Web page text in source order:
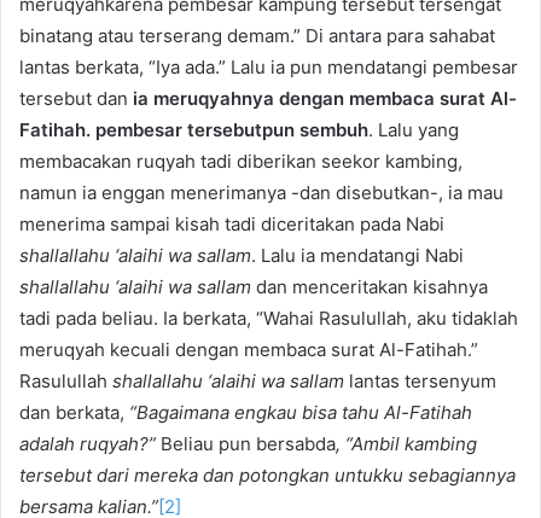
binatang atau terserang demam.” Di antara para sahabat
lantas berkata, “Iya ada.” Lalu ia pun mendatangi pembesar
tersebut dan ia meruqyahnya dengan membaca surat Al-
Fatihah. pembesar tersebutpun sembuh. Lalu yang
membacakan ruqyah tadi diberikan seekor kambing,
namun ia enggan menerimanya -dan disebutkan-, ia mau
menerima sampai kisah tadi diceritakan pada Nabi
shallallahu ‘alaihi wa sallam. Lalu ia mendatangi Nabi
shallallahu ‘alaihi wa sallam dan menceritakan kisahnya
tadi pada beliau. Ia berkata, “Wahai Rasulullah, aku tidaklah
meruqyah kecuali dengan membaca surat Al-Fatihah.”
Rasulullah shallallahu ‘alaihi wa sallam lantas tersenyum
dan berkata, “Bagaimana engkau bisa tahu Al-Fatihah
adalah ruqyah?” Beliau pun bersabda, “Ambil kambing
tersebut dari mereka dan potongkan untukku sebagiannya
bersama kalian.”[2]